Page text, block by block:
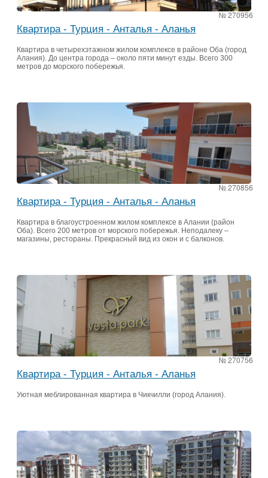
№ 270956
Квартира - Турция - Анталья - Аланья
Квартира в четырехэтажном жилом комплексе в районе Оба (город
Алания). До центра города – около пяти минут езды. Всего 300
метров до морского побережья.
№ 270856
Квартира - Турция - Анталья - Аланья
Квартира в благоустроенном жилом комплексе в Алании (район
Оба). Всего 200 метров от морского побережья. Неподалеку –
магазины, рестораны. Прекрасный вид из окон и с балконов.
№ 270756
Квартира - Турция - Анталья - Аланья
Уютная меблированная квартира в Чикчилли (город Алания).